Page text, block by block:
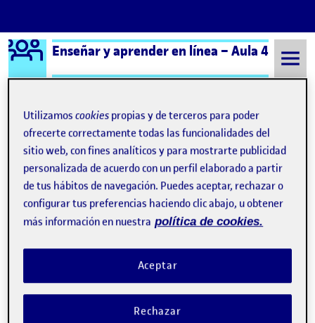
Saltar al contenido
Logo Ágora
Enseñar y aprender en línea – Aula 4
Semestre 20241 - Aula 4 Reto 1: participación en X
Navegación de entradas
Anterior: RETO 1. ENSEÑAR Y APRENDER EN LÍNEA.
Siguiente
Publicado porReto 1: participación en X
Publicado por
Cristina Loreto Moreno Muñoz
Buenas tardes a todos adjunto mi PDF con mis aportaciones
Utilizamoscookies propias y de terceros para poder
ofrecerte correctamente todas las funcionalidades del
sitio web, con fines analíticos y para mostrarte publicidad
personalizada de acuerdo con un perfil elaborado a partir
de tus hábitos de navegación. Puedes aceptar, rechazar o
configurar tus preferencias haciendo clic abajo, u obtener
más información en nuestra política de cookies.
Rechazar
Aceptar